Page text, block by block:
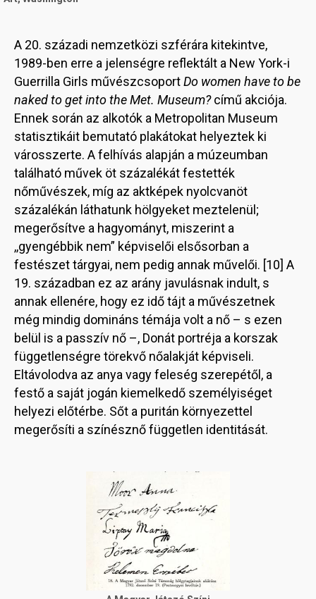
A 20. századi nemzetközi szférára kitekintve,
1989-ben erre a jelenségre reflektált a New York-i
Guerrilla Girls művészcsoportDo women have to be
naked to get into the Met. Museum?című akciója.
Ennek során az alkotók a Metropolitan Museum
statisztikáit bemutató plakátokat helyeztek ki
városszerte. A felhívás alapján a múzeumban
található művek öt százalékát festették
nőművészek, míg az aktképek nyolcvanöt
százalékán láthatunk hölgyeket meztelenül;
megerősítve a hagyományt, miszerint a
,,gyengébbik nem” képviselői elsősorban a
festészet tárgyai, nem pedig annak művelői. [10] A
19. században ez az arány javulásnak indult, s
annak ellenére, hogy ez idő tájt a művészetnek
még mindig domináns témája volt a nő – s ezen
belül is a passzív nő –, Donát portréja a korszak
függetlenségre törekvő nőalakját képviseli.
Eltávolodva az anya vagy feleség szerepétől, a
festő a saját jogán kiemelkedő személyiséget
helyezi előtérbe. Sőt a puritán környezettel
megerősíti a színésznő független identitását.
Image